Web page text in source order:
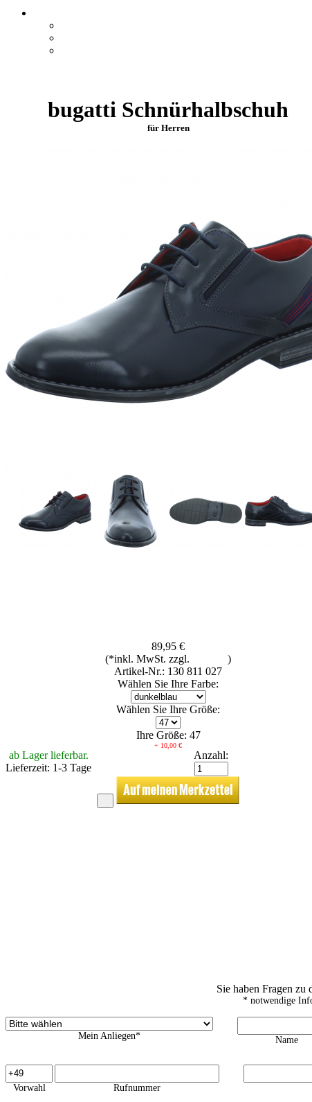
bugatti Schnürhalbschuh
für Herren
89,95 €
(*inkl. MwSt. zzgl.
)
Artikel-Nr.: 130 811 027
Wählen Sie Ihre Farbe:
Wählen Sie Ihre Größe:
Ihre Größe: 47
+ 10,00 €
ab Lager lieferbar.
Lieferzeit: 1-3 Tage
Anzahl:
Sie haben Fragen zu
* notwendige
Mein Anliegen* Name
Vorwahl Rufnummer